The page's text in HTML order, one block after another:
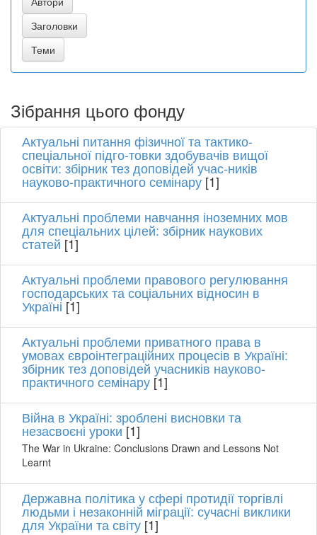
Зібрання цього фонду
Актуальні питання фізичної та тактико-
спеціальної підго-товки здобувачів вищої
освіти: збірник тез доповідей учас-ників
науково-практичного семінару [1]
Актуальні проблеми навчання іноземних мов
для спеціальних цілей: збірник наукових
статей [1]
Актуальні проблеми правового регулювання
господарських та соціальних відносин в
Україні [1]
Актуальні проблеми приватного права в
умовах євроінтеграційних процесів в Україні:
збірник тез доповідей учасників науково-
практичного семінару [1]
Війна в Україні: зроблені висновки та
незасвоєні уроки[1]
The War in Ukraine: Conclusions Drawn and Lessons Not
Learnt
Державна політика у сфері протидії торгівлі
людьми і незаконній міграції: сучасні виклики
для України та світу [1]